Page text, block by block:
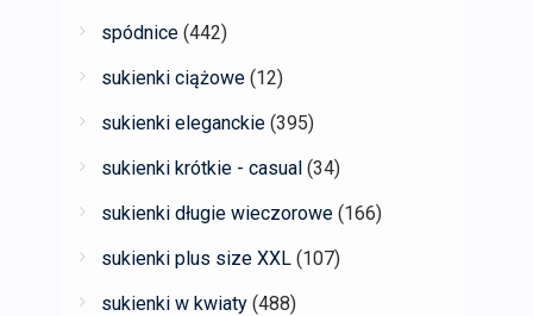
spódnice (442)
sukienki ciążowe (12)
sukienki eleganckie (395)
sukienki krótkie - casual (34)
sukienki długie wieczorowe (166)
sukienki plus size XXL (107)
sukienki w kwiaty (488)